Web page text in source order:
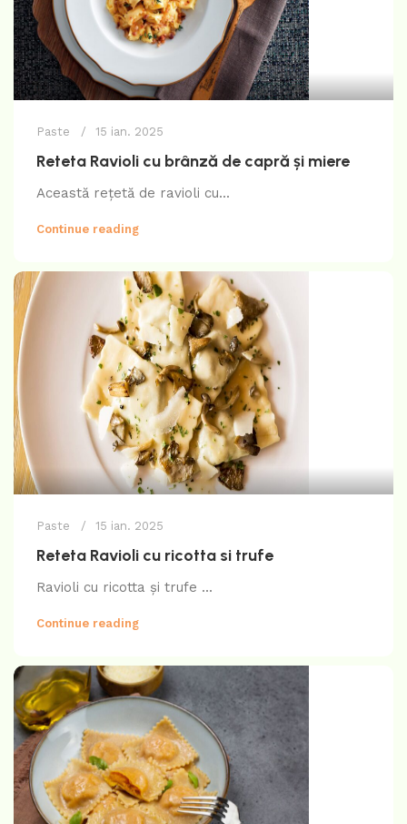
Paste 15 ian. 2025
Reteta Ravioli cu brânză de capră și miere
Această rețetă de ravioli cu...
Continue reading
Paste 15 ian. 2025
Reteta Ravioli cu ricotta si trufe
Ravioli cu ricotta și trufe ...
Continue reading